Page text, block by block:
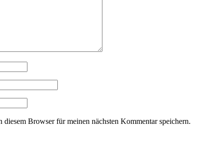
Browser für meinen nächsten Kommentar speichern.